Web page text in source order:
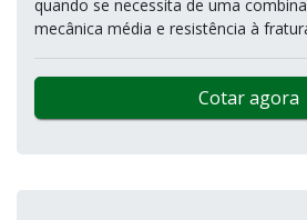
quando se necessita de uma
mecânica média e resistência à
Cotar agora